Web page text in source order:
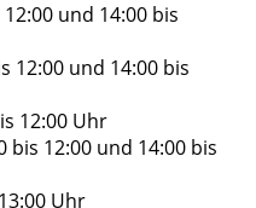
und 14:00 bis
12:00 und 14:00 bis
12:00 Uhr
bis 12:00 und 14:00 bis
Uhr